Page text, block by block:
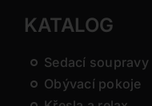
KATALOG
Sedací soupravy
Obývací pokoje